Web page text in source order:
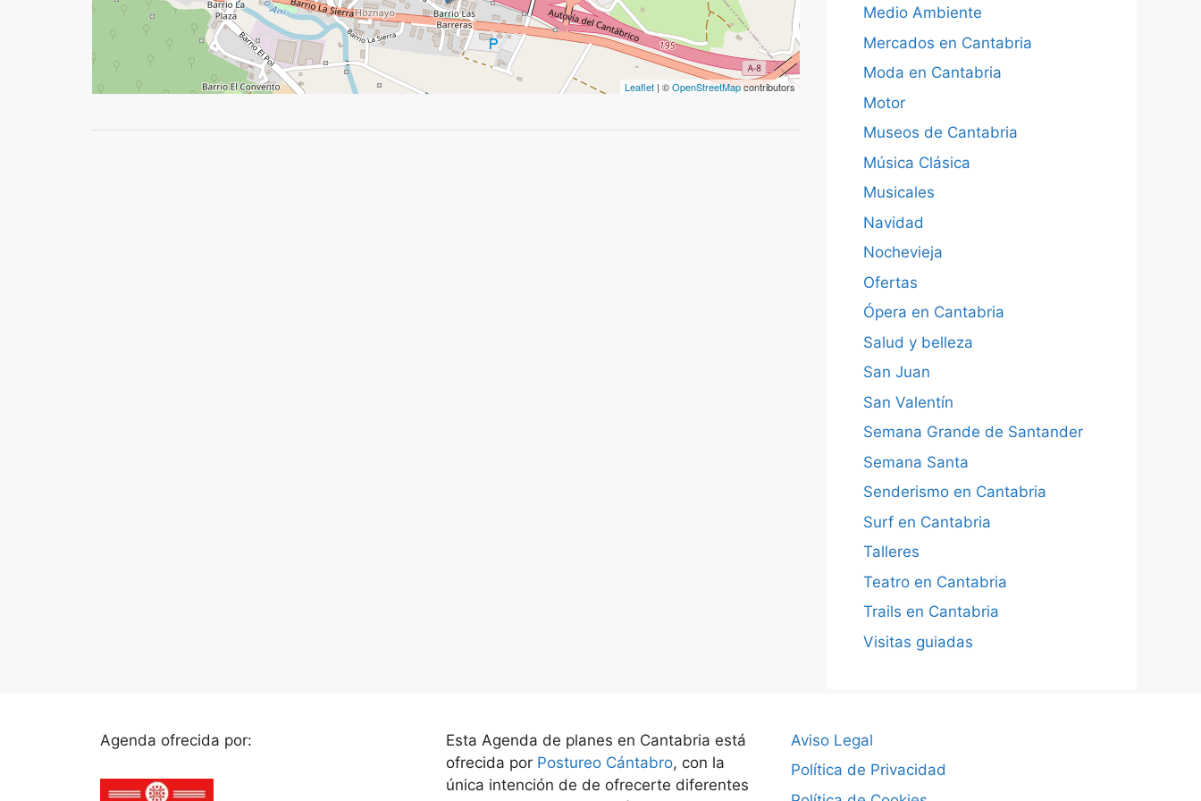
Leaflet | ©OpenStreetMapcontributors
Medio Ambiente
Mercados en Cantabria
Moda en Cantabria
Motor
Museos de Cantabria
Música Clásica
Musicales
Navidad
Nochevieja
Ofertas
Ópera en Cantabria
Salud y belleza
San Juan
San Valentín
Semana Grande de Santander
Semana Santa
Senderismo en Cantabria
Surf en Cantabria
Talleres
Teatro en Cantabria
Trails en Cantabria
Visitas guiadas
Agenda ofrecida por:
Esta Agenda de planes en Cantabria está
ofrecida por Postureo Cántabro, con la
única intención de de ofrecerte diferentes
Aviso Legal
Política de Privacidad